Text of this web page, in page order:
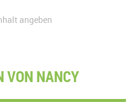
angeben
VON NANCY